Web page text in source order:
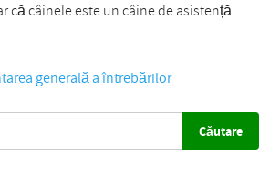
că câinele este un câine de asistență.
generală a întrebărilor